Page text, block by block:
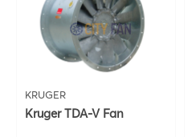
KRUGER
Kruger TDA-V Fan